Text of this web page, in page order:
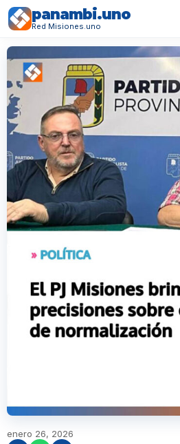
panambi.uno
Red Misiones.uno
enero 26, 2026